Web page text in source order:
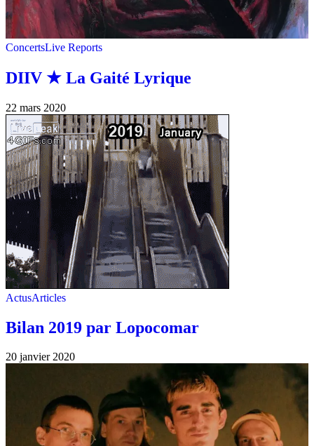
ConcertsLive Reports
DIIV ★ La Gaité Lyrique
22 mars 2020
ActusArticles
Bilan 2019 par Lopocomar
20 janvier 2020